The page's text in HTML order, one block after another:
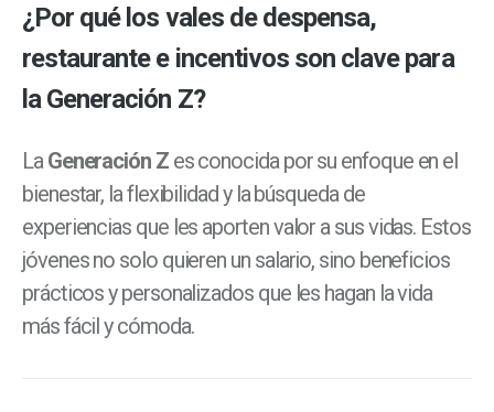
¿Por qué los vales de despensa,
restaurante e incentivos son clave para
la Generación Z?
LaGeneración Zes conocida por su enfoque en el
bienestar, la flexibilidad y la búsqueda de
experiencias que les aporten valor a sus vidas. Estos
jóvenes no solo quieren un salario, sino beneficios
prácticos y personalizados que les hagan la vida
más fácil y cómoda.